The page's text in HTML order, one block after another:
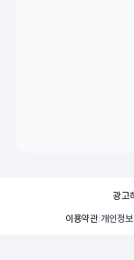
광고
이용약관 개인정